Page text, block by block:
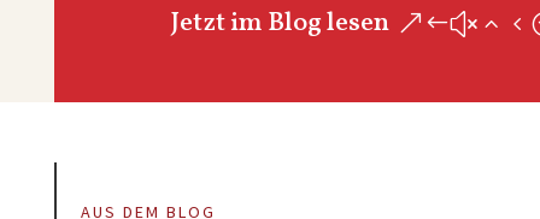
Jetzt im Blog lesen
AUS DEM BLOG